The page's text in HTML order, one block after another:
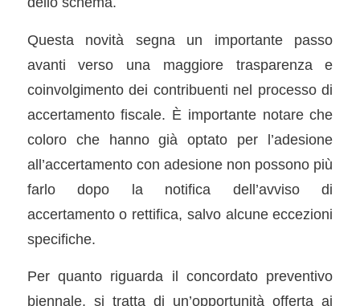
Questa novità segna un importante passo
avanti verso una maggiore trasparenza e
coinvolgimento dei contribuenti nel processo di
accertamento fiscale. È importante notare che
coloro che hanno già optato per l’adesione
all’accertamento con adesione non possono più
farlo dopo la notifica dell’avviso di
accertamento o rettifica, salvo alcune eccezioni
specifiche.
Per quanto riguarda il concordato preventivo
biennale, si tratta di un’opportunità offerta ai